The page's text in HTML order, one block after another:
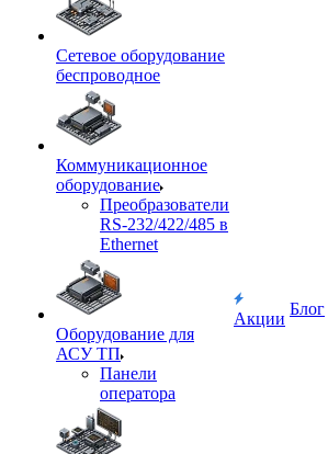
Сетевое оборудование
беспроводное
Коммуникационное
оборудование
Преобразователи
RS-232/422/485 в
Ethernet
Оборудование для
АСУ ТП
Панели
оператора
Акции
Блог